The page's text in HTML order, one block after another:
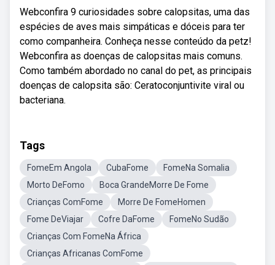
Webconfira 9 curiosidades sobre calopsitas, uma das
espécies de aves mais simpáticas e dóceis para ter
como companheira. Conheça nesse conteúdo da petz!
Webconfira as doenças de calopsitas mais comuns.
Como também abordado no canal do pet, as principais
doenças de calopsita são: Ceratoconjuntivite viral ou
bacteriana.
Tags
FomeEm Angola CubaFome
FomeNa Somalia
Morto DeFomo
Boca GrandeMorre De Fome
Crianças ComFome
Morre De FomeHomen
Fome DeViajar
Cofre DaFome
FomeNo Sudão
Crianças Com FomeNa África
Crianças Africanas ComFome